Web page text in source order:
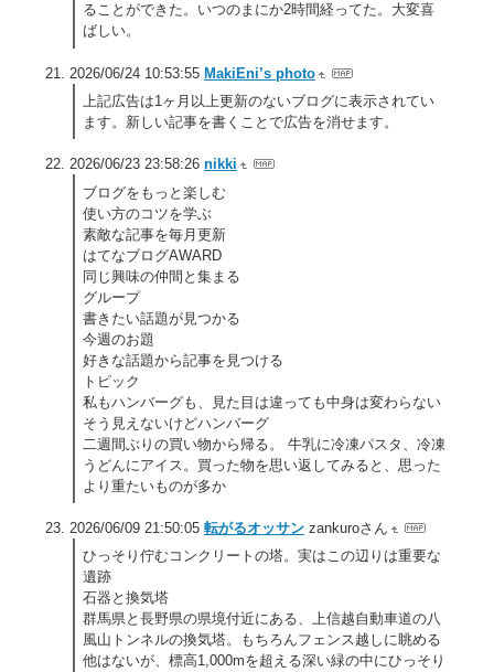
ることができた。いつのまにか2時間経ってた。大変喜
ばしい。
2026/06/24 10:53:55 MakiEni’s photo
上記広告は1ヶ月以上更新のないブログに表示されてい
ます。新しい記事を書くことで広告を消せます。
2026/06/23 23:58:26 nikki
ブログをもっと楽しむ
使い方のコツを学ぶ
素敵な記事を毎月更新
はてなブログAWARD
同じ興味の仲間と集まる
グループ
書きたい話題が見つかる
今週のお題
好きな話題から記事を見つける
トピック
私もハンバーグも、見た目は違っても中身は変わらない
そう見えないけどハンバーグ
二週間ぶりの買い物から帰る。 牛乳に冷凍パスタ、冷凍
うどんにアイス。買った物を思い返してみると、思った
より重たいものが多か
2026/06/09 21:50:05 転がるオッサン zankuroさん
ひっそり佇むコンクリートの塔。実はこの辺りは重要な
遺跡
石器と換気塔
群馬県と長野県の県境付近にある、上信越自動車道の八
風山トンネルの換気塔。もちろんフェンス越しに眺める
他はないが、標高1,000mを超える深い緑の中にひっそり